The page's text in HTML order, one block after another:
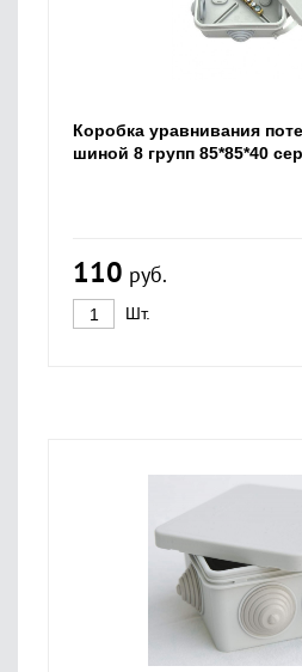
Коробка уравнивания
шиной 8 групп 85*85*40
110 руб.
Шт.